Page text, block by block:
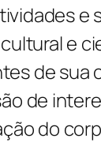
e
e
de sua
de
do